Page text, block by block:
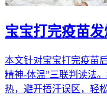
宝宝打完疫苗
本文针对宝宝打完疫苗
精神-体温”三联判读法
热，避开捂汗误区，轻